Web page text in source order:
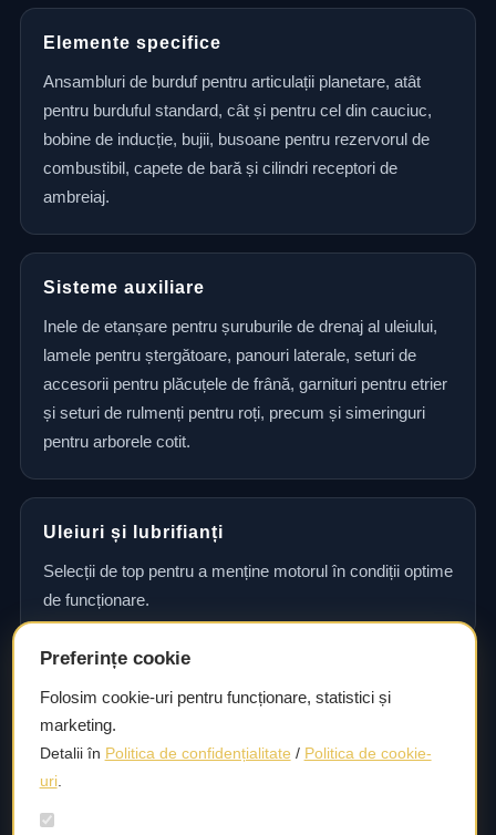
Elemente specifice
Ansambluri de burduf pentru articulații planetare, atât
pentru burduful standard, cât și pentru cel din cauciuc,
bobine de inducție, bujii, busoane pentru rezervorul de
combustibil, capete de bară și cilindri receptori de
ambreiaj.
Sisteme auxiliare
Inele de etanșare pentru șuruburile de drenaj al uleiului,
lamele pentru ștergătoare, panouri laterale, seturi de
accesorii pentru plăcuțele de frână, garnituri pentru etrier
și seturi de rulmenți pentru roți, precum și simeringuri
pentru arborele cotit.
Uleiuri și lubrifianți
Selecții de top pentru a menține motorul în condiții optime
de funcționare.
Consultanță și asistență tehnică
Consultanță și asistență tehnică pentru alegerea pieselor
potrivite și efectuarea reparațiilor sau întreținerii corecte.
Preferințe cookie
Folosim cookie-uri pentru funcționare, statistici și
marketing.
Detalii în Politica de confidențialitate / Politica de cookie-
uri.